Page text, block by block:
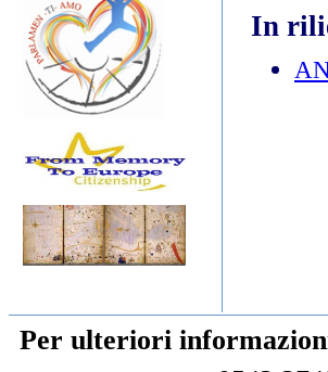
In
Per ulteriori